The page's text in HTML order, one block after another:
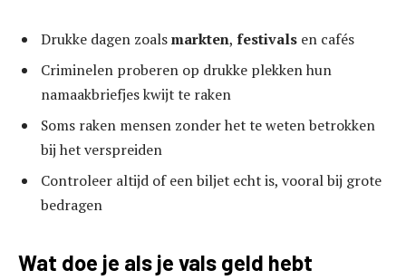
Drukke dagen zoalsmarkten, festivals en cafés
Criminelen proberen op drukke plekken hun
namaakbriefjes kwijt te raken
Soms raken mensen zonder het te weten betrokken
bij het verspreiden
Controleer altijd of een biljet echt is, vooral bij grote
bedragen
Wat doe je als je vals geld hebt